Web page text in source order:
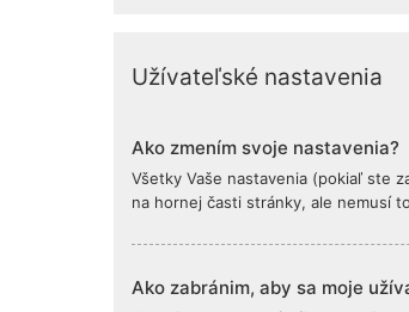
Užívateľské nastavenia
Ako zmením svoje nastavenia?
Všetky Vaše nastavenia (pokiaľ ste
na hornej časti stránky, ale nemusí
Ako zabránim, aby sa moje